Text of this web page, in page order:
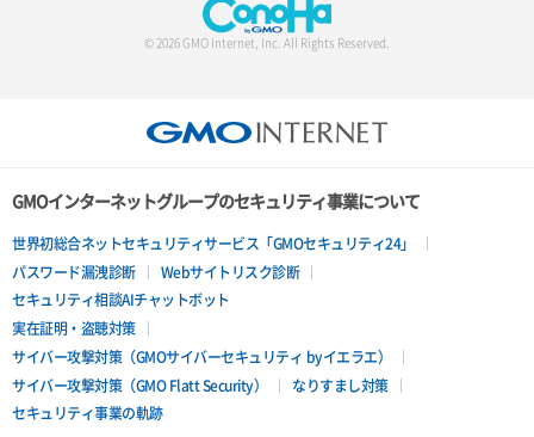
© 2026 GMO Internet, Inc. All Rights Reserved.
GMOインターネットグループのセキュリティ事業について
世界初総合ネットセキュリティサービス「GMOセキュリティ24」
パスワード漏洩診断
Webサイトリスク診断
セキュリティ相談AIチャットボット
実在証明・盗聴対策
サイバー攻撃対策（GMOサイバーセキュリティ byイエラエ）
サイバー攻撃対策（GMO Flatt Security）
なりすまし対策
セキュリティ事業の軌跡